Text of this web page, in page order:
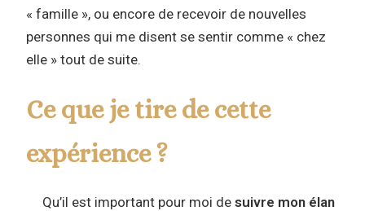
« famille », ou encore de recevoir de nouvelles
personnes qui me disent se sentir comme « chez
elle » tout de suite.
Ce que je tire de cette
expérience ?
Qu’il est important pour moi desuivre mon élan